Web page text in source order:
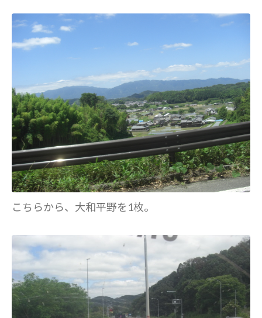
こちらから、大和平野を1枚。